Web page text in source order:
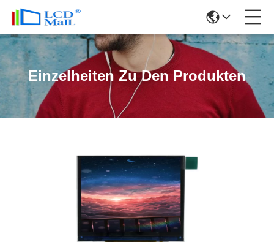
Einzelheiten Zu Den Produkten